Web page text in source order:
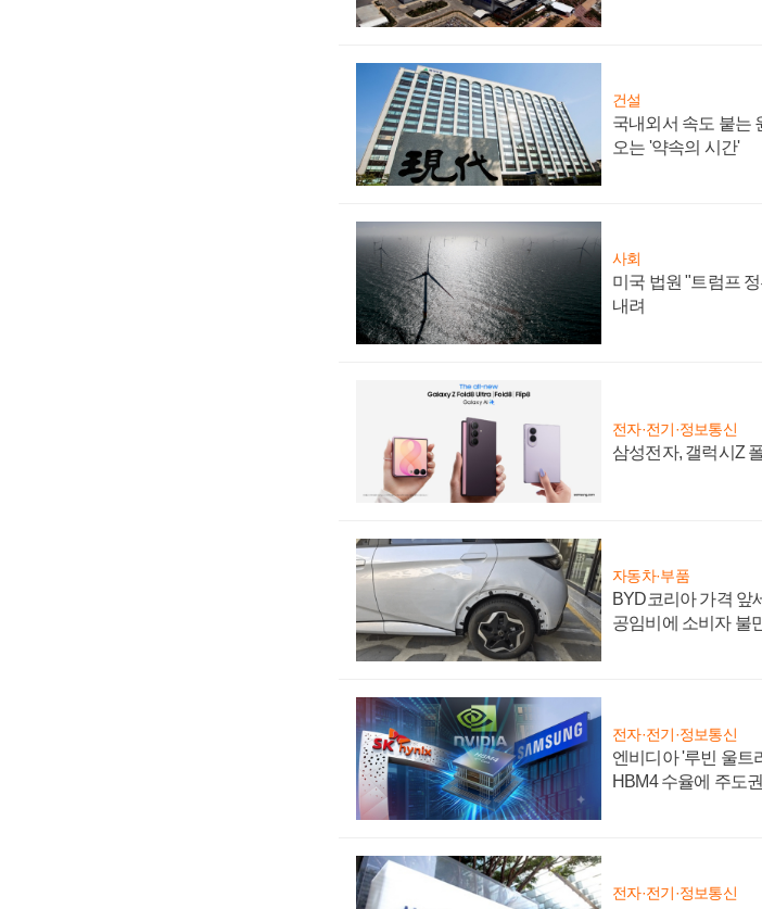
건설
국내외서 속도 붙는
오는 '약속의 시간'
사회
미국 법원 "트럼프
내려
전자·전기·정보통신
삼성전자, 갤럭시Z
자동차·부품
BYD코리아 가격 앞
공임비에 소비자 불
전자·전기·정보통신
엔비디아 '루빈 울트
HBM4 수율에 주도
전자·전기·정보통신